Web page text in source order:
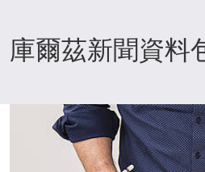
庫爾茲新聞資料